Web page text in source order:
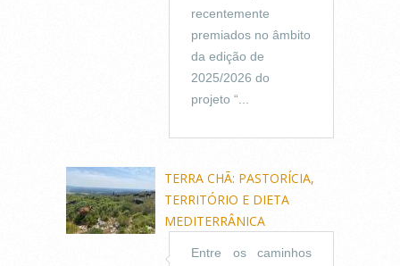
recentemente
premiados no âmbito
da edição de
2025/2026 do
projeto “...
TERRA CHÃ: PASTORÍCIA,
TERRITÓRIO E DIETA
MEDITERRÂNICA
Entre os caminhos